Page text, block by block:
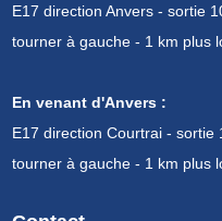
E17 direction Anvers - sortie
tourner à gauche - 1 km plus
En venant d'Anvers :
E17 direction Courtrai -
tourner à gauche - 1 km plus